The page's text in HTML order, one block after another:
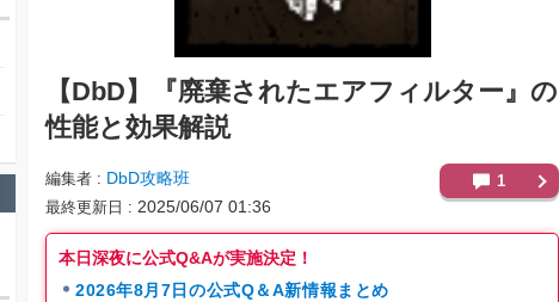
【DbD】
『廃棄されたエアフィルター』の
性能と効果解説
編集者 DbD攻略班
最終更新日 2025/06/07 01:36
1
本日深夜に公式Q&Aが実施決定！
2026年8月7日の公式Q＆A新情報まとめ